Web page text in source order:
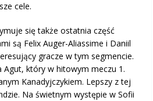
cele.
się także ostatnia część
są Felix Auger-Aliassime i Daniil
gracze w tym segmencie.
Agut, który w hitowym meczu 1.
Kanadyjczykiem. Lepszy z tej
Na świetnym występie w Sofii